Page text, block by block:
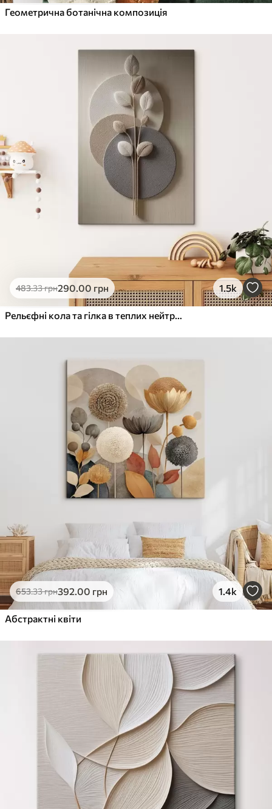
Геометрична ботанічна композиція
483.33грн290.00 грн 1.5k
Рельєфні кола та гілка в теплих нейтральних тонах
653.33грн392.00 грн 1.4k
Абстрактні квіти